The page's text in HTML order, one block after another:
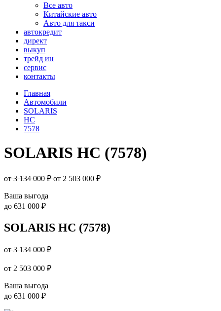
Все авто
Китайские авто
Авто для такси
автокредит
директ
выкуп
трейд ин
сервис
контакты
Главная
Автомобили
SOLARIS
HC
7578
SOLARIS HC (7578)
от 3 134 000 ₽от 2 503 000 ₽
Ваша выгода
до 631 000 ₽
SOLARIS HC (7578)
от 3 134 000 ₽
от 2 503 000 ₽
Ваша выгода
до 631 000 ₽